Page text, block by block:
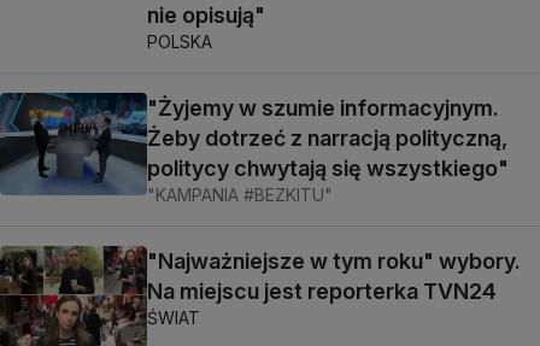
nie opisują"
POLSKA
"Żyjemy w szumie informacyjnym.
Żeby dotrzeć z narracją polityczną,
politycy chwytają się wszystkiego"
"KAMPANIA #BEZKITU"
"Najważniejsze w tym roku" wybory.
Na miejscu jest reporterka TVN24
ŚWIAT